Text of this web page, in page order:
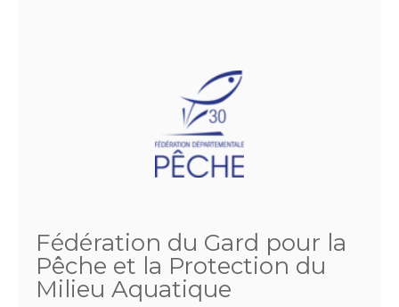
Fédération du Gard pour la
Pêche et la Protection du
Milieu Aquatique